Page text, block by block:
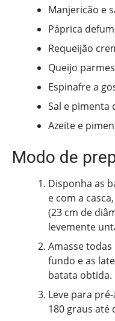
Manjericão e
Páprica
Requeijão
Queijo
Espinafre a
Sal e pimenta
Azeite e
Modo de
Disponha as
e com a
(23 cm de
levemente
Amasse
fundo e as
batata obtida.
Leve para
180 graus até